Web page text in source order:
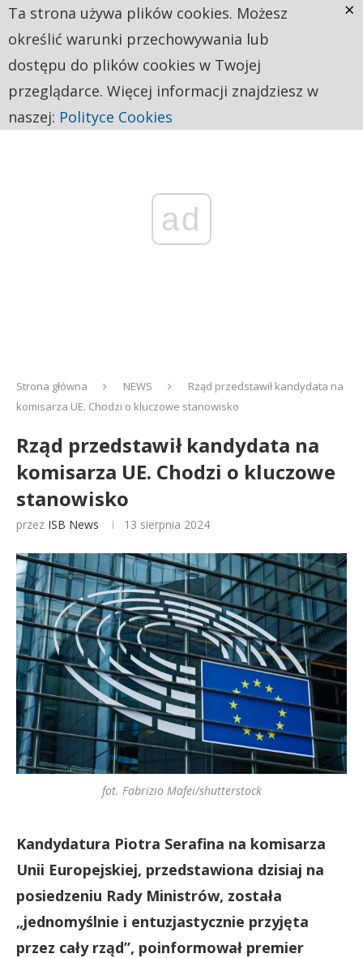
ad
Strona główna NEWS
Rząd przedstawił kandydata na
komisarza UE. Chodzi o kluczowe stanowisko
Rząd przedstawił kandydata na
komisarza UE. Chodzi o kluczowe
stanowisko
przez ISB News 13 sierpnia 2024
fot. Fabrizio Mafei/shutterstock
Kandydatura Piotra Serafina na komisarza
Unii Europejskiej, przedstawiona dzisiaj na
posiedzeniu Rady Ministrów, została
„jednomyślnie i entuzjastycznie przyjęta
przez cały rząd”, poinformował premier
Ta strona używa plików cookies. Możesz
określić warunki przechowywania lub
dostępu do plików cookies w Twojej
przeglądarce. Więcej informacji znajdziesz w
naszej: Polityce Cookies
×